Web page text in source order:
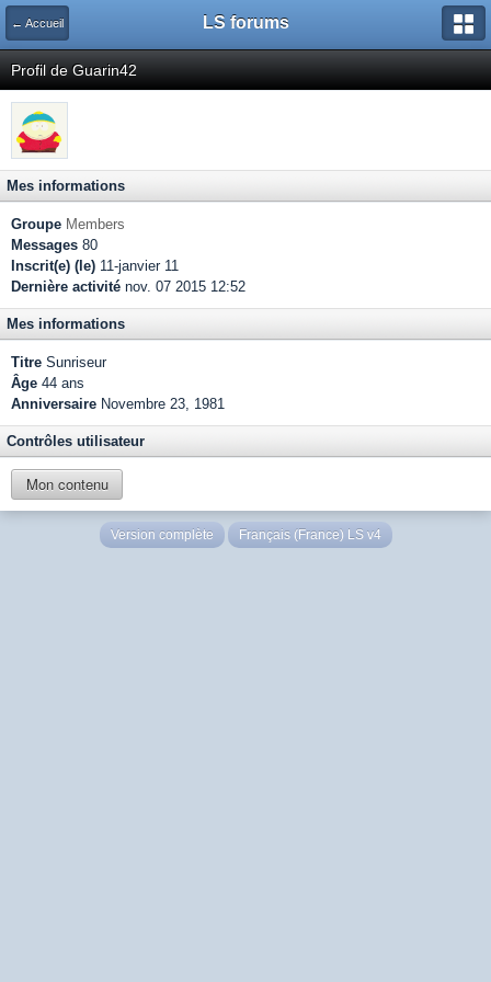
← Accueil LS forums
Profil de Guarin42
Mes informations
Groupe Members
Messages 80
Inscrit(e) (le) 11-janvier 11
Dernière activité nov. 07 2015 12:52
Mes informations
Titre Sunriseur
Âge 44 ans
Anniversaire Novembre 23, 1981
Contrôles utilisateur
Mon contenu
Version complète Français (France) LS v4